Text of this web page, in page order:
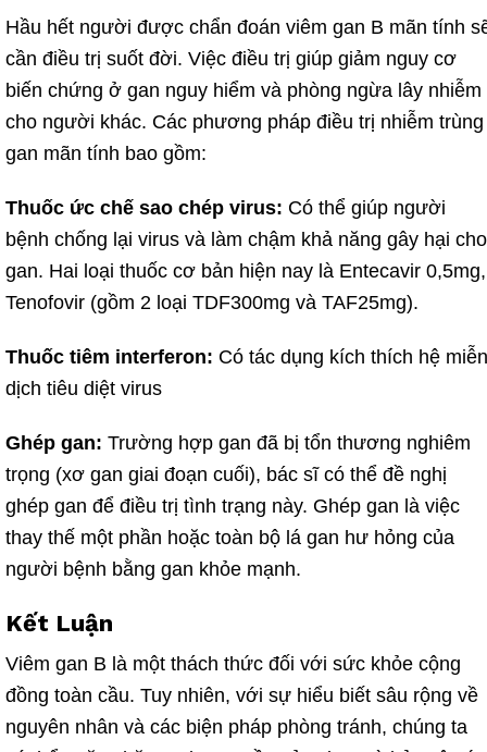
Hầu hết người được chẩn đoán viêm gan B mãn tính
cần điều trị suốt đời. Việc điều trị giúp giảm nguy cơ
biến chứng ở gan nguy hiểm và phòng ngừa lây nhiễm
cho người khác. Các phương pháp điều trị nhiễm trùng
gan mãn tính bao gồm:
Thuốc ức chế sao chép virus: Có thể giúp người
bệnh chống lại virus và làm chậm khả năng gây hại cho
gan. Hai loại thuốc cơ bản hiện nay là Entecavir 0,5mg,
Tenofovir (gồm 2 loại TDF300mg và TAF25mg).
Thuốc tiêm interferon: Có tác dụng kích thích hệ miễn
dịch tiêu diệt virus
Ghép gan: Trường hợp gan đã bị tổn thương nghiêm
trọng (xơ gan giai đoạn cuối), bác sĩ có thể đề nghị
ghép gan để điều trị tình trạng này. Ghép gan là việc
thay thế một phần hoặc toàn bộ lá gan hư hỏng của
người bệnh bằng gan khỏe mạnh.
Kết Luận
Viêm gan B là một thách thức đối với sức khỏe cộng
đồng toàn cầu. Tuy nhiên, với sự hiểu biết sâu rộng về
nguyên nhân và các biện pháp phòng tránh, chúng ta